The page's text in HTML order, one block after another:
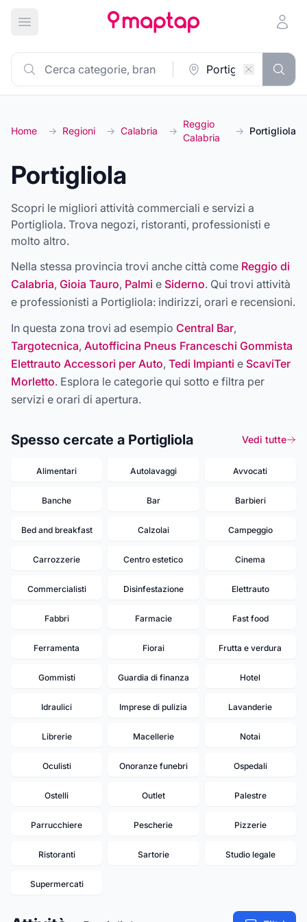
Apri menu principale
Home → Regioni → Calabria →
Reggio
Calabria
→ Portigliola
Portigliola
Scopri le migliori attività commerciali e servizi a
Portigliola. Trova negozi, ristoranti, professionisti e
molto altro.
Nella stessa provincia trovi anche città come Reggio di
Calabria, Gioia Tauro, Palmi e Siderno. Qui trovi attività
e professionisti a Portigliola: indirizzi, orari e recensioni.
In questa zona trovi ad esempio Central Bar,
Targotecnica, Autofficina Pneus Franceschi Gommista
Elettrauto Accessori per Auto, Tedi Impianti e ScaviTer
Morletto. Esplora le categorie qui sotto e filtra per
servizi e orari di apertura.
Spesso cercate a Portigliola Vedi tutte
Alimentari Autolavaggi Avvocati
Banche Bar Barbieri
Bed and breakfast Calzolai Campeggio
Carrozzerie Centro estetico Cinema
Commercialisti Disinfestazione Elettrauto
Fabbri Farmacie Fast food
Ferramenta Fiorai Frutta e verdura
Gommisti Guardia di finanza Hotel
Idraulici Imprese di pulizia Lavanderie
Librerie Macellerie Notai
Oculisti Onoranze funebri Ospedali
Ostelli Outlet Palestre
Parrucchiere Pescherie Pizzerie
Ristoranti Sartorie Studio legale
Supermercati